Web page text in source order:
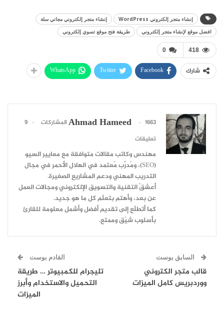
إنشاء متجر إلكتروني WordPress
إنشاء متجر إلكتروني مجاني سلة
افضل موقع لإنشاء متجر إلكتروني
طريقة فتح موقع تسوي إلكتروني
0 418
شارك Facebook
Twitter
WhatsApp
Ahmad Hameed 1663 المشاركات
9
تعليقات
مهندس وكاتب مقالات متوافقة مع معايير السيو
(SEO)، ومُدرِّب مُعتمد في الهلال الأحمر في مجال
التدريب المهني ودعم المشاريع الصغيرة.
أعشقُ التقنية والتسويق الإلكتروني ومجالات العمل
عن بعد، وأهتم بتعلّم كل ما هو جديد.
كما أتطلّع إلى تقديم أفضل وأشمل معلومة للقارئ
بأسلوب شيّق وممتع.
السابق بوست
قالب متجر الكتروني
ووردبريس كامل الميزات
القادم بوست
تليجرام للكمبيوتر … طريقة
التحميل والاستخدام وأبرز
الميزات